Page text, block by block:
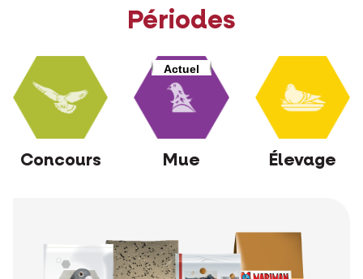
Périodes
Concours Mue
Actuel
Élevage